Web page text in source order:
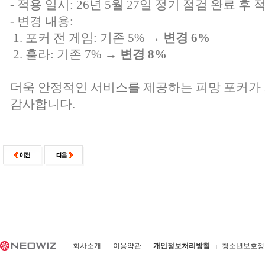
- 적용 일시: 26년 5월 27일 정기 점검 완료 후
- 변경 내용:
1. 포커 전 게임: 기존 5% → 변경 6%
2. 훌라: 기존 7% → 변경 8%
더욱 안정적인 서비스를 제공하는 피망 포커가
감사합니다.
회사소개 이용약관 개인정보처리방침 청소년보호